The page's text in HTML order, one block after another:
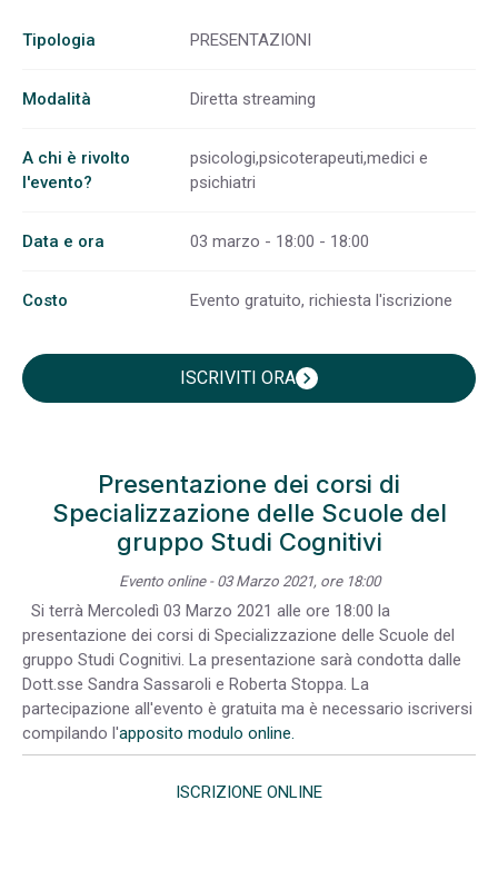
Tipologia PRESENTAZIONI
Modalità Diretta streaming
A chi è rivolto
l'evento?
psicologi,psicoterapeuti,medici e
psichiatri
Data e ora 03 marzo - 18:00 - 18:00
Costo Evento gratuito, richiesta l'iscrizione
ISCRIVITI ORAchevron_right
Presentazione dei corsi di
Specializzazione delle Scuole del
gruppo Studi Cognitivi
Evento online - 03 Marzo 2021, ore 18:00
Si terrà Mercoledì 03 Marzo 2021 alle ore 18:00 la
presentazione dei corsi di Specializzazione delle Scuole del
gruppo Studi Cognitivi. La presentazione sarà condotta dalle
Dott.sse Sandra Sassaroli e Roberta Stoppa. La
partecipazione all'evento è gratuita ma è necessario iscriversi
compilando l'apposito modulo online.
ISCRIZIONE ONLINE